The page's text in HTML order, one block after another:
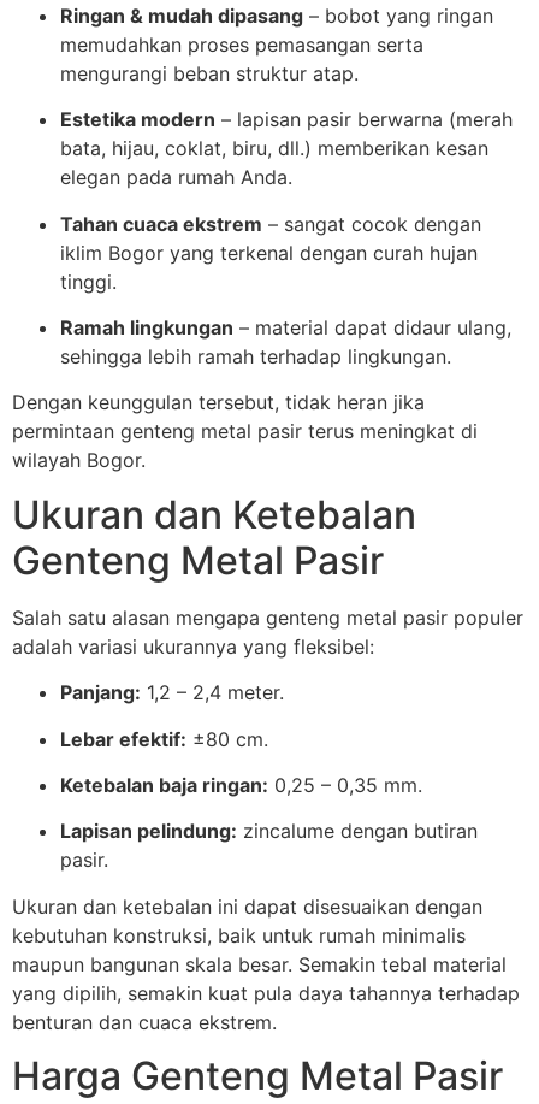
Ringan & mudah dipasang – bobot yang ringan
memudahkan proses pemasangan serta
mengurangi beban struktur atap.
Estetika modern – lapisan pasir berwarna (merah
bata, hijau, coklat, biru, dll.) memberikan kesan
elegan pada rumah Anda.
Tahan cuaca ekstrem – sangat cocok dengan
iklim Bogor yang terkenal dengan curah hujan
tinggi.
Ramah lingkungan – material dapat didaur ulang,
sehingga lebih ramah terhadap lingkungan.
Dengan keunggulan tersebut, tidak heran jika
permintaan genteng metal pasir terus meningkat di
wilayah Bogor.
Ukuran dan Ketebalan
Genteng Metal Pasir
Salah satu alasan mengapa genteng metal pasir populer
adalah variasi ukurannya yang fleksibel:
Panjang: 1,2 – 2,4 meter.
Lebar efektif: ±80 cm.
Ketebalan baja ringan: 0,25 – 0,35 mm.
Lapisan pelindung: zincalume dengan butiran
pasir.
Ukuran dan ketebalan ini dapat disesuaikan dengan
kebutuhan konstruksi, baik untuk rumah minimalis
maupun bangunan skala besar. Semakin tebal material
yang dipilih, semakin kuat pula daya tahannya terhadap
benturan dan cuaca ekstrem.
Harga Genteng Metal Pasir